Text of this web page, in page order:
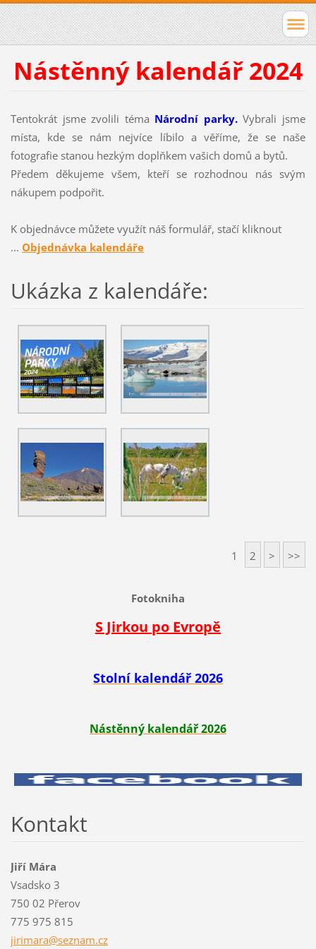
Nástěnný kalendář 2024
Tentokrát jsme zvolili téma Národní parky.Vybrali jsme
místa, kde se nám nejvíce líbilo a věříme, že se naše
fotografie stanou hezkým doplňkem vašich domů a bytů.
Předem děkujeme všem, kteří se rozhodnou nás svým
nákupem podpořit.
K objednávce můžete využít náš formulář, stačí kliknout
... Objednávka kalendáře
Ukázka z kalendáře:
1 2 > >>
Fotokniha
S Jirkou po Evropě
Stolní kalendář 2026
Nástěnný kalendář 2026
Kontakt
Jiří Mára
Vsadsko 3
750 02 Přerov
775 975 815
jirimara@seznam.cz